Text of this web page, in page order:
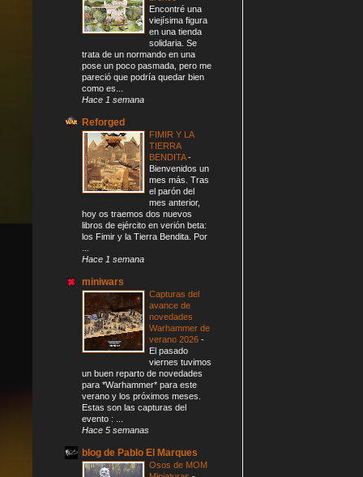
Encontré una
viejísima figura
en una tienda
solidaria. Se
trata de un normando en una
pose un poco pasmada, pero me
pareció que podría quedar bien
como es...
Hace 1 semana
Reforged
FIMIR Y LA
TIERRA
BENDITA-
Bienvenidos un
mes más. Tras
el parón del
mes anterior,
hoy os traemos dos nuevos
libros de ejército en verión beta:
los Fimir y la Tierra Bendita. Por
Hace 1 semana
miniwars
Capturas del
avance de
novedades
Warhammer de
verano 2026 -
El pasado
viernes tuvimos
un buen reparto de novedades
para *Warhammer* para este
verano y los próximos meses.
Estas son las capturas del
evento : ...
Hace 5 semanas
blog de Pablo El Marques
Osos de MOM